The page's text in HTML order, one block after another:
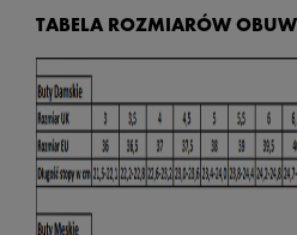
TABELA ROZMIARÓW